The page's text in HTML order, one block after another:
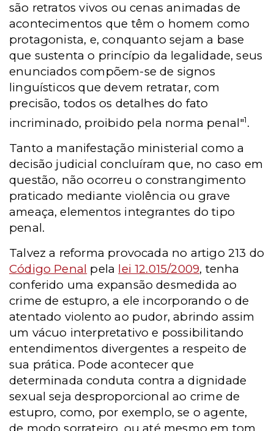
são retratos vivos ou cenas animadas de
acontecimentos que têm o homem como
protagonista, e, conquanto sejam a base
que sustenta o princípio da legalidade, seus
enunciados compõem-se de signos
linguísticos que devem retratar, com
precisão, todos os detalhes do fato
incriminado, proibido pela norma penal"1.
Tanto a manifestação ministerial como a
decisão judicial concluíram que, no caso em
questão, não ocorreu o constrangimento
praticado mediante violência ou grave
ameaça, elementos integrantes do tipo
penal.
Talvez a reforma provocada no artigo 213 do
Código Penal pela lei 12.015/2009, tenha
conferido uma expansão desmedida ao
crime de estupro, a ele incorporando o de
atentado violento ao pudor, abrindo assim
um vácuo interpretativo e possibilitando
entendimentos divergentes a respeito de
sua prática. Pode acontecer que
determinada conduta contra a dignidade
sexual seja desproporcional ao crime de
estupro, como, por exemplo, se o agente,